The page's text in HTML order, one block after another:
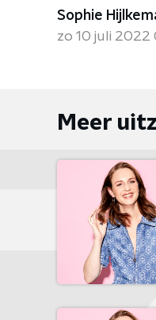
Sophie
zo 10 juli 2022
Meer